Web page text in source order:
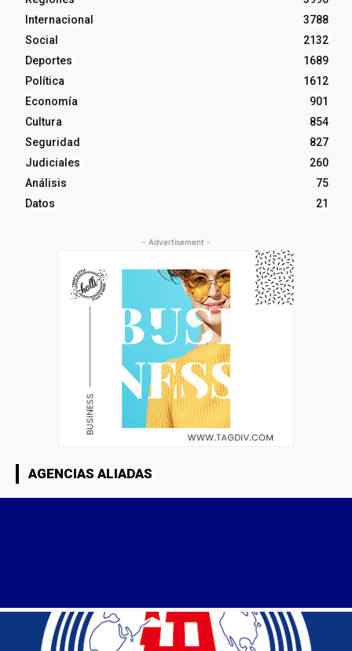
Internacional
3788
Social
2132
Deportes
1689
Política
1612
Economía
901
Cultura
854
Seguridad
827
Judiciales
260
Análisis
75
Datos
21
- Advertisement -
AGENCIAS ALIADAS